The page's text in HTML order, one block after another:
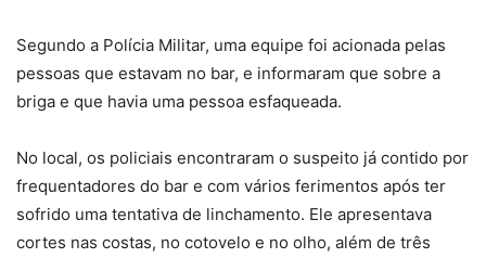
Segundo a Polícia Militar, uma equipe foi acionada pelas
pessoas que estavam no bar, e informaram que sobre a
briga e que havia uma pessoa esfaqueada.
No local, os policiais encontraram o suspeito já contido por
frequentadores do bar e com vários ferimentos após ter
sofrido uma tentativa de linchamento. Ele apresentava
cortes nas costas, no cotovelo e no olho, além de três